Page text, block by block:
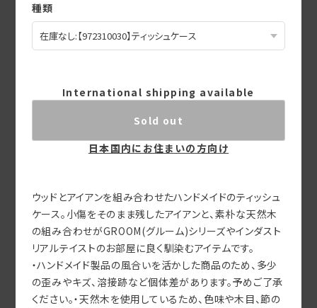
種類
International shipping available
Sold out
日本国内にお住まいの方向け
ウッドとアイアンを組み合わせたハンドメイドのティッシュ
ケース。小傷をそのまま残したアイアンと、素朴な天然木
の組み合わせがGROOM(グルーム)シリーズやインダスト
リアルテイストのお部屋に良く馴染むアイテムです。
・ハンドメイド製品の風合いを活かした商品のため、多少
の歪みやキズ、溶接跡など個体差があります。予めご了承
ください。・天然木を使用しているため、色味や木目、節の